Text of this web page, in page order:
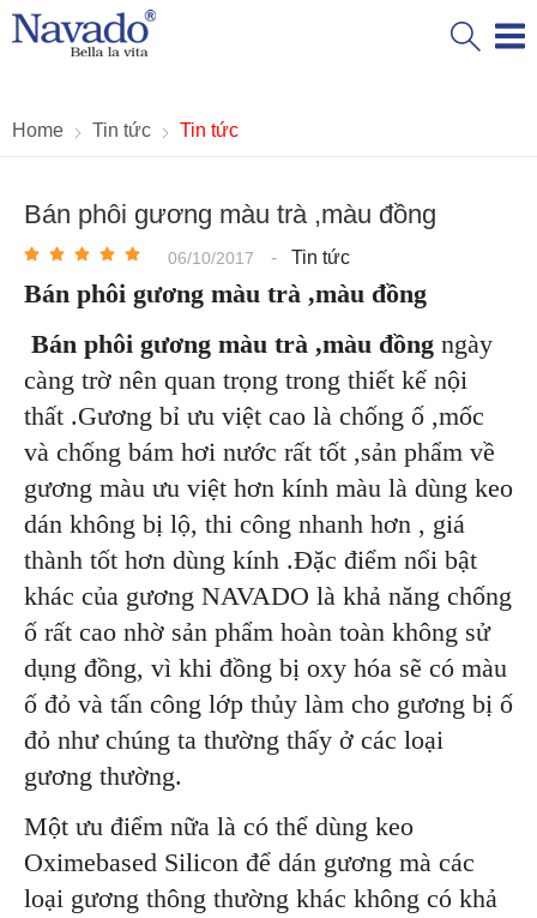
Home Tin tức Tin tức
Bán phôi gương màu trà ,màu đồng
06/10/2017 - Tin tức
Bán phôi gương màu trà ,màu đồng
Bán phôi gương màu trà ,màu đồng ngày
càng trờ nên quan trọng trong thiết kế nội
thất .Gương bỉ ưu việt cao là chống ố ,mốc
và chống bám hơi nước rất tốt ,sản phẩm về
gương màu ưu việt hơn kính màu là dùng keo
dán không bị lộ, thi công nhanh hơn , giá
thành tốt hơn dùng kính .Đặc điểm nổi bật
khác của gương NAVADO là khả năng chống
ố rất cao nhờ sản phẩm hoàn toàn không sử
dụng đồng, vì khi đồng bị oxy hóa sẽ có màu
ố đỏ và tấn công lớp thủy làm cho gương bị ố
đỏ như chúng ta thường thấy ở các loại
gương thường.
Một ưu điểm nữa là có thể dùng keo
Oximebased Silicon để dán gương mà các
loại gương thông thường khác không có khả